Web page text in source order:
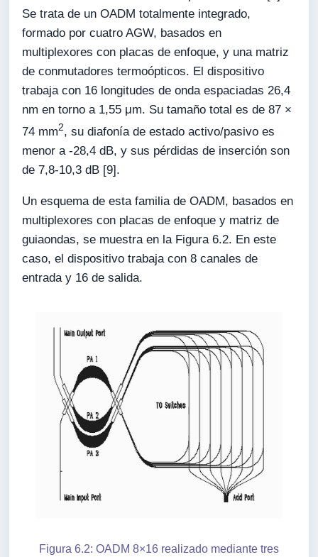
Se trata de un OADM totalmente integrado,
formado por cuatro AGW, basados en
multiplexores con placas de enfoque, y una matriz
de conmutadores termoópticos. El dispositivo
trabaja con 16 longitudes de onda espaciadas 26,4
nm en torno a 1,55 μm. Su tamaño total es de 87 ×
74 mm2, su diafonía de estado activo/pasivo es
menor a -28,4 dB, y sus pérdidas de inserción son
de 7,8-10,3 dB [9].
Un esquema de esta familia de OADM, basados en
multiplexores con placas de enfoque y matriz de
guiaondas, se muestra en la Figura 6.2. En este
caso, el dispositivo trabaja con 8 canales de
entrada y 16 de salida.
Figura 6.2: OADM 8×16 realizado mediante tres